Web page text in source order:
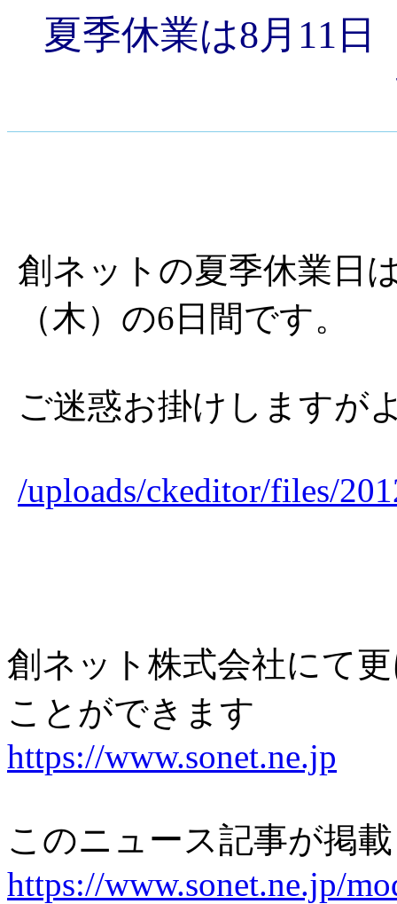
夏季休業は8月11日
創ネットの夏季休業日
（木）の6日間です。
ご迷惑お掛けしますが
/uploads/ckeditor/files/
創ネット株式会社にて
ことができます
https://www.sonet.ne.jp
このニュース記事が掲
https://www.sonet.ne.jp/